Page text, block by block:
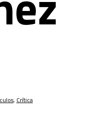
, Crítica